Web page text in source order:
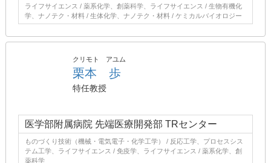
ライフサイエンス / 薬系化学、創薬科学、ライフサイエンス / 生物有機化
学、ナノテク・材料 / 生体化学、ナノテク・材料 / ケミカルバイオロジー
クリモト アユム
栗本 歩
特任教授
医学部附属病院 先端医療開発部 TRセンター
ものづくり技術（機械・電気電子・化学工学） / 反応工学、プロセスシス
テム工学、ライフサイエンス / 免疫学、ライフサイエンス / 薬系化学、創
薬科学